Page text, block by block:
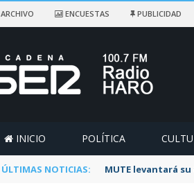
ARCHIVO ENCUESTAS PUBLICIDAD
INICIO POLÍTICA
ÚLTIMAS NOTICIAS: MUTE levantará